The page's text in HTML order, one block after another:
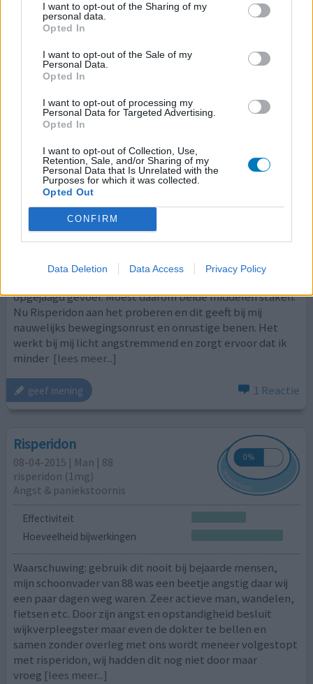
I want to opt-out of the Sharing of my
personal data.
Opted In
I want to opt-out of the Sale of my
Personal Data.
Opted In
I want to opt-out of processing my
Personal Data for Targeted Advertising.
Opted In
I want to opt-out of Collection, Use,
Retention, Sale, and/or Sharing of my
Personal Data that Is Unrelated with the
Purposes for which it was collected.
Opted Out
CONFIRM
Data Deletion Data Access Privacy Policy
niet. Ik zelf merk bij deze medicatie dat ik toename van
agressie hierdoor heb gekregen en met wisselend
geef mening
Risperidon
13-07-2015 | Man | 46
risperidon (0,5mg)
Effectiviteit
Hoeveelheid bijwerkingen
Zyprexa en Seroquel, maar had bij beide middelen veel
opgejaagd gevoel. Moest daarom beide middelen staken.
Nu Risperidon aan het proberen en dit geeft bij mij
nauwelijks bewegingsonrust en onrustige benen. Het
werkt bij mij licht angstremmend en zorgt ervoor dat ik
minder [lees meer...]
geef mening 1 Reactie
Risperidon
08-04-2015 | Man | 88
risperidon (1mg)
Angst & paniekstoornis
Effectiviteit
Hoeveelheid bijwerkingen
Waarschuwing: gebruik dit nooit bij bejaarde mensen,
mijn schoonvader van 88 was een beetje angstig daar wij
een paar dagen weg waren. Zeer actieve man, wandelen,
fietsen etc. Door zijn angst en opstandigheid besluit
wijkverpleegster maar even de dokter te bellen en
samen zonder overleg met ons wordt meneer volgestopt
met risperidon, wij hadden dit nog niet door maar
vroeg [lees meer...]